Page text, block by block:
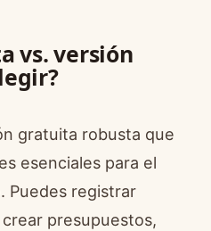
vs. versión
gratuita robusta que
esenciales para el
Puedes registrar
presupuestos,